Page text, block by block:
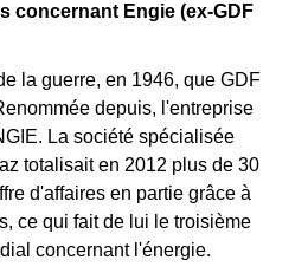
concernant Engie (ex-GDF
la guerre, en 1946, que GDF
depuis, l'entreprise
La société spécialisée
totalisait en 2012 plus de 30
d'affaires en partie grâce à
ce qui fait de lui le troisième
concernant l'énergie.